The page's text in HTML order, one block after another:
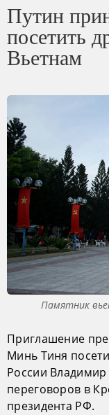
Путин
посетить
Вьетнам
Памятник
Приглашение
Минь Тиня
России Владимир
переговоров в
президента РФ.